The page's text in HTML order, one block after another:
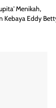
Menikah,
Kebaya Eddy